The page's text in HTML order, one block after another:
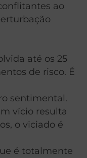
ao
até os 25
de risco. É
sentimental.
vício resulta
o viciado é
é totalmente